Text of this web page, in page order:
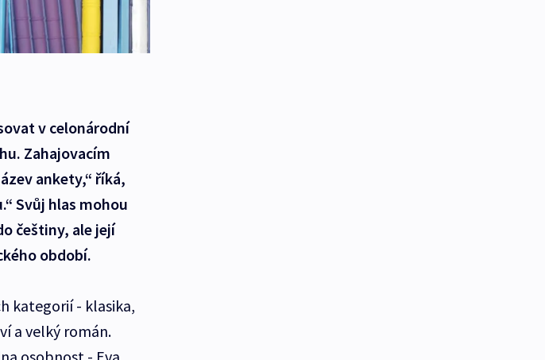
v celonárodní
Zahajovacím
ankety,“ říká,
Svůj hlas mohou
češtiny, ale její
období.
kategorií - klasika,
a velký román.